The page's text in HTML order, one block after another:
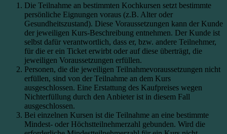
Die Teilnahme an bestimmten Kochkursen setzt bestimmte
persönliche Eignungen voraus (z.B. Alter oder
Gesundheitszustand). Diese Voraussetzungen kann der Kunde
der jeweiligen Kurs-Beschreibung entnehmen. Der Kunde ist
selbst dafür verantwortlich, dass er, bzw. andere Teilnehmer,
für die er ein Ticket erwirbt oder auf diese überträgt, die
jeweiligen Voraussetzungen erfüllen.
Personen, die die jeweiligen Teilnahmevoraussetzungen nicht
erfüllen, sind von der Teilnahme an dem Kurs
ausgeschlossen. Eine Erstattung des Kaufpreises wegen
Nichterfüllung durch den Anbieter ist in diesem Fall
ausgeschlossen.
Bei einzelnen Kursen ist die Teilnahme an eine bestimmte
Mindest- oder Höchstteilnehmerzahl gebunden. Wird die